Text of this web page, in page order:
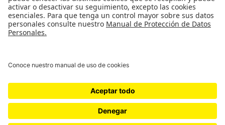
Facultad
Programas
Investigación
REDES SOCIALES
Universidad de los Andes | Vigilada Mineducación
Reconocimiento como Universidad: Decreto 1297 del 30 de mayo de 1964.